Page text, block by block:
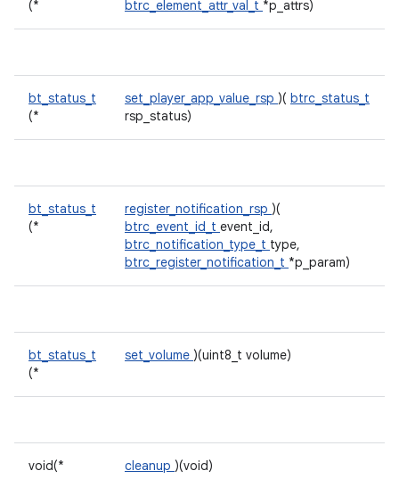
(* btrc_element_attr_val_t *p_attrs)
bt_status_t
(*
set_player_app_value_rsp )( btrc_status_t
rsp_status)
bt_status_t
(*
register_notification_rsp )(
btrc_event_id_t event_id,
btrc_notification_type_t type,
btrc_register_notification_t *p_param)
bt_status_t
(*
set_volume )(uint8_t volume)
void(* cleanup )(void)